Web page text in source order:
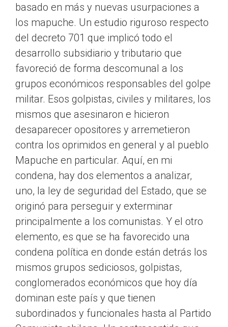
basado en más y nuevas usurpaciones a
los mapuche. Un estudio riguroso respecto
del decreto 701 que implicó todo el
desarrollo subsidiario y tributario que
favoreció de forma descomunal a los
grupos económicos responsables del golpe
militar. Esos golpistas, civiles y militares, los
mismos que asesinaron e hicieron
desaparecer opositores y arremetieron
contra los oprimidos en general y al pueblo
Mapuche en particular. Aquí, en mi
condena, hay dos elementos a analizar,
uno, la ley de seguridad del Estado, que se
originó para perseguir y exterminar
principalmente a los comunistas. Y el otro
elemento, es que se ha favorecido una
condena política en donde están detrás los
mismos grupos sediciosos, golpistas,
conglomerados económicos que hoy día
dominan este país y que tienen
subordinados y funcionales hasta al Partido